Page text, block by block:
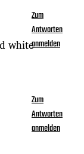
white
Zum
Antworten
anmelden
Zum
Antworten
anmelden